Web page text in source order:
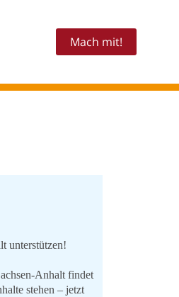
Mach mit!
unterstützen!
Anhalt findet
stehen – jetzt